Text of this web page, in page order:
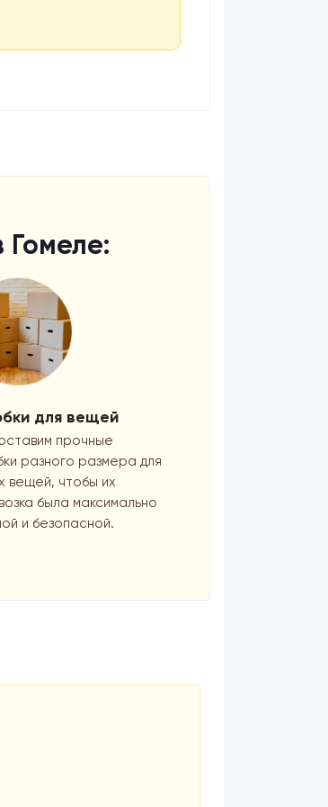
для вещей
прочные
разного размера для
вещей, чтобы их
была максимально
и безопасной.